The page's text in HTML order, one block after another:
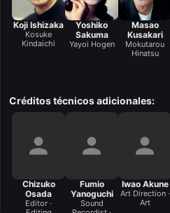
Koji Ishizaka
Kosuke
Kindaichi
Yoshiko
Sakuma
Yayoi Hogen
Masao
Kusakari
Mokutarou
Hinatsu
Créditos técnicos adicionales:
Chizuko
Osada
Editor ·
Fumio
Yanoguchi
Sound
Iwao Akune
Art Direction ·
Art